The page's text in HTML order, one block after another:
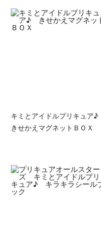
キミとアイドルプリキュア♪
きせかえマグネットＢＯＸ